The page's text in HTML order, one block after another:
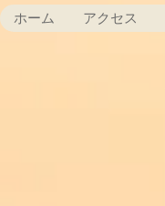
ホーム アクセス